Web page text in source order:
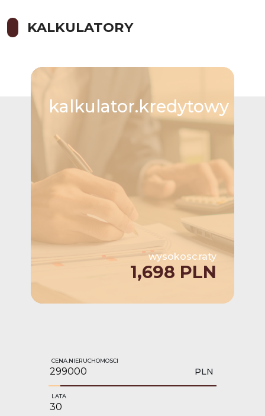
KALKULATORY
kalkulator.kredytowy
wysokosc.raty
1,698 PLN
CENA.NIERUCHOMOSCI
PLN
LATA